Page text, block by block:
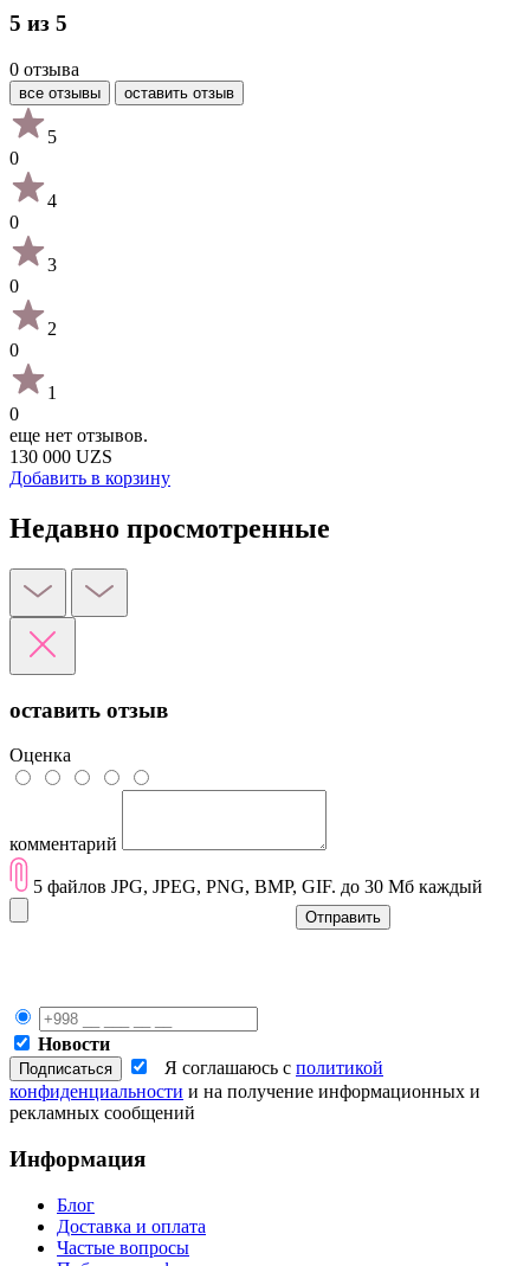
5 из 5
0 отзыва
все отзывы оставить отзыв
5
0
4
0
3
0
2
0
1
0
еще нет отзывов.
130 000 UZS
Добавить в корзину
Недавно просмотренные
оставить отзыв
Оценка
комментарий
5 файлов JPG, JPEG, PNG, BMP, GIF. до 30 Мб каждый
Отправить
Новости
Я соглашаюсь с политикой
конфиденциальности и на получение информационных и
рекламных сообщений
Информация
Блог
Доставка и оплата
Частые вопросы